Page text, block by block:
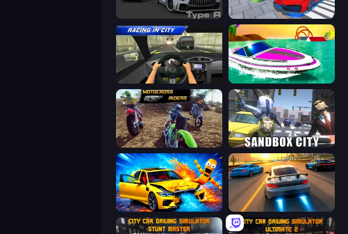
Motor Sport Challenge Type R Real Cars Extreme Racing
Racing in City Jet Boat Racing
MotoCross Riders Sandbox City
BMG: Ragdoll Playground Asphalt Rush